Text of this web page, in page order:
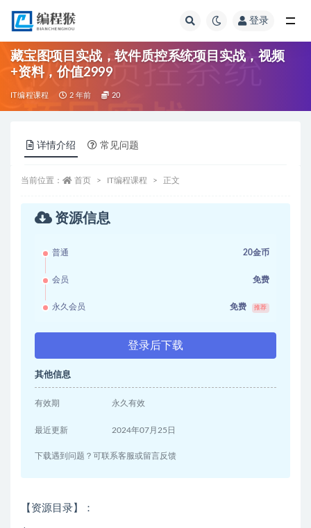
登录
藏宝图项目实战，软件质控系统项目实战，视频
+资料，价值2999
IT编程课程 2 年前 20
详情介绍 常见问题
当前位置： 首页 IT编程课程 正文
资源信息
普通 20金币
会员 免费
永久会员 免费 推荐
登录后下载
其他信息
有效期 永久有效
最近更新 2024年07月25日
下载遇到问题？可联系客服或留言反馈
【资源目录】：